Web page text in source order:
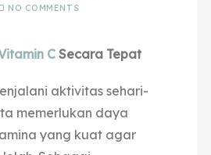
NO COMMENTS
CSecara Tepat
aktivitas sehari-
memerlukan daya
yang kuat agar